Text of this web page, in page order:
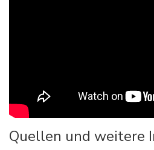
Quellen und weitere